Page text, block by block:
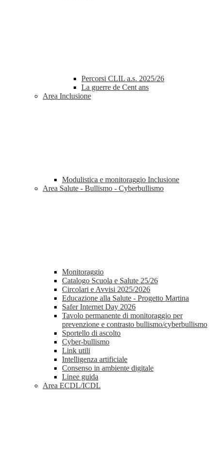
Percorsi CLIL a.s. 2025/26
La guerre de Cent ans
Area Inclusione
Modulistica e monitoraggio Inclusione
Area Salute - Bullismo - Cyberbullismo
Monitoraggio
Catalogo Scuola e Salute 25/26
Circolari e Avvisi 2025/2026
Educazione alla Salute - Progetto Martina
Safer Internet Day 2026
Tavolo permanente di monitoraggio per
prevenzione e contrasto bullismo/cyberbullismo
Sportello di ascolto
Cyber-bullismo
Link utili
Intelligenza artificiale
Consenso in ambiente digitale
Linee guida
Area ECDL/ICDL